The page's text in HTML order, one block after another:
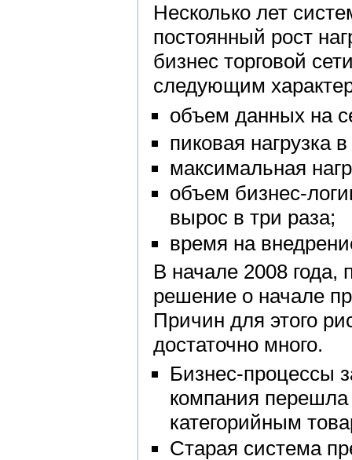
Несколько лет
постоянный рост
бизнес торговой
следующим
объем данных на
пиковая нагрузка
максимальная
объем бизнес-
вырос в три раза;
время на
В начале 2008 года,
решение о начале
Причин для этого
достаточно много.
Бизнес-процессы
компания перешла
категорийным
Старая система